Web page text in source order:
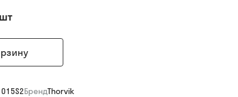
БрендThorvik